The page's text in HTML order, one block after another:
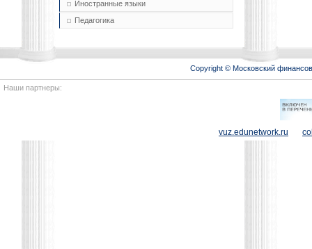
Иностранные языки
Педагогика
Copyright © Московский
Наши партнеры:
vuz.edunetwork.ru